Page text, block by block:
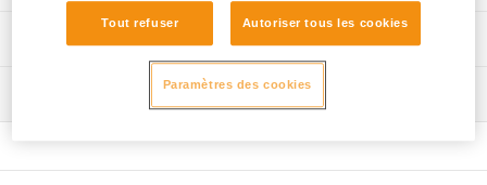
préhension,
- adaptée aux usages intensifs.
Extrémité inférieure équipée d'un STRING pour stabiliser
le mousqueton lors du clippage et protéger une partie de
Matière(s): polyamide, élastomère thermoplastique
Certification(s): CE EN 566, UIAA, UKCA
Télécharger le pdf UE-Declaration-C040CAxx-EXPRESS
Tout refuser Autoriser tous les cookies
Paramètres des cookies